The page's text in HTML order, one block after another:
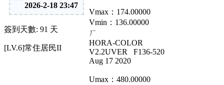
2026-2-18 23:47
簽到天數: 91 天
[LV.6]常住居民II
Vmax：174.00000
Vmin：136.00000
ㄏ
HORA-COLOR
V2.2UVER F136-520
Aug 17 2020
Umax：480.00000